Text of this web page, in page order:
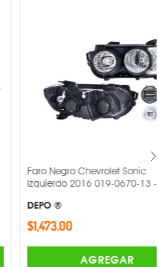
Negro Chevrolet Sonic
2016 019-0670-13 -
AGREGAR